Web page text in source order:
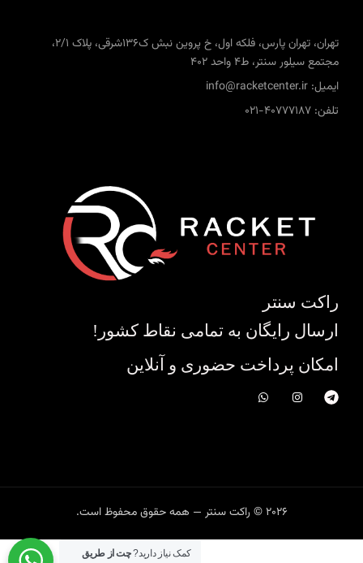
تهران، تهران پارس، فلکه اول، خ پروین نبش ک136شرقی، پلاک 2/1،
مجتمع سیلور سنتر، ط4 واحد 402
ایمیل: info@racketcenter.ir
تلفن: 40777187-021
راکت سنتر
ارسال رایگان به تمامی نقاط کشور!
امکان پرداخت حضوری و آنلاین
2026 © راکت سنتر — همه حقوق محفوظ است.
کمک نیاز دارید?چت از طریق